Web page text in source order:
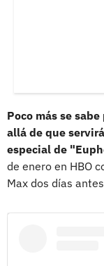
Poco más se
allá de que
especial de
de enero en HBO
Max dos días